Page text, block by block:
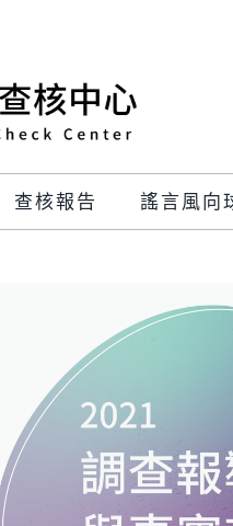
查核報告 謠言風向